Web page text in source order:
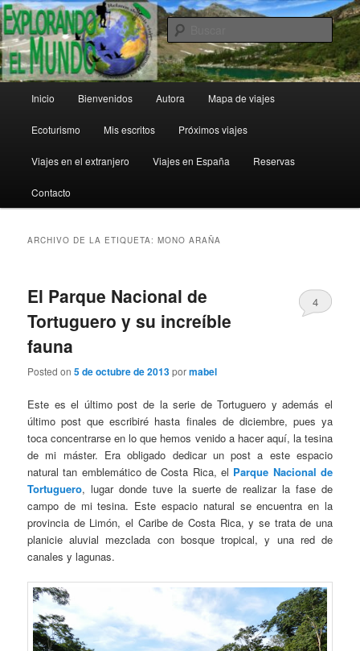
Ir
al
contenido
principal
Ir
al
contenido
secundarioExplorando el Mundo
principal
Inicio Bienvenidos Autora Mapa de viajes
Ecoturismo Mis escritos Próximos viajes
Viajes en el extranjero Viajes en España Reservas
Contacto
ARCHIVO DE LA ETIQUETA:MONO ARAÑA
El Parque Nacional de
Tortuguero y su increíble
fauna
Posted on5 de octubre de 2013pormabel
4
Este es el último post de la serie de Tortuguero y además el
último post que escribiré hasta finales de diciembre, pues ya
toca concentrarse en lo que hemos venido a hacer aquí, la tesina
de mi máster. Era obligado dedicar un post a este espacio
natural tan emblemático de Costa Rica, el Parque Nacional de
Tortuguero, lugar donde tuve la suerte de realizar la fase de
campo de mi tesina. Este espacio natural se encuentra en la
provincia de Limón, el Caribe de Costa Rica, y se trata de una
planicie aluvial mezclada con bosque tropical, y una red de
canales y lagunas.